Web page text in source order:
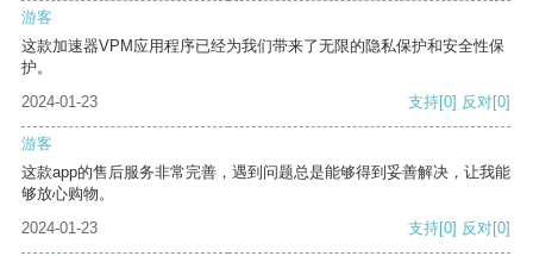
游客
这款加速器VPM应用程序已经为我们带来了无限的隐私保护和安全性保
护。
2024-01-23
支持[0] 反对[0]
游客
这款app的售后服务非常完善，遇到问题总是能够得到妥善解决，让我能
够放心购物。
2024-01-23
支持[0] 反对[0]